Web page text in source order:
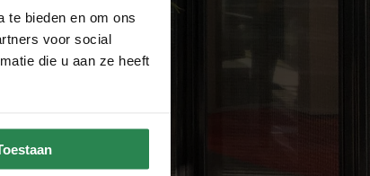
te bieden en om ons
voor social
die u aan ze heeft